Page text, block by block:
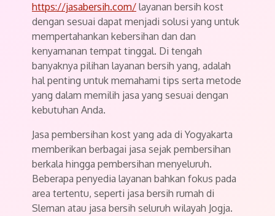
https://jasabersih.com/ layanan bersih kost
dengan sesuai dapat menjadi solusi yang untuk
mempertahankan kebersihan dan dan
kenyamanan tempat tinggal. Di tengah
banyaknya pilihan layanan bersih yang, adalah
hal penting untuk memahami tips serta metode
yang dalam memilih jasa yang sesuai dengan
kebutuhan Anda.
Jasa pembersihan kost yang ada di Yogyakarta
memberikan berbagai jasa sejak pembersihan
berkala hingga pembersihan menyeluruh.
Beberapa penyedia layanan bahkan fokus pada
area tertentu, seperti jasa bersih rumah di
Sleman atau jasa bersih seluruh wilayah Jogja.